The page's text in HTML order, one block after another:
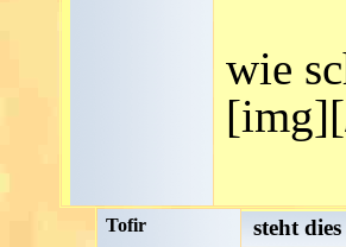
wie
Tofir steht